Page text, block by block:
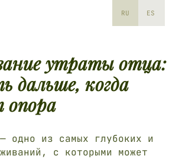
утраты отца:
дальше, когда
опора
одно из самых глубоких и
с которыми может